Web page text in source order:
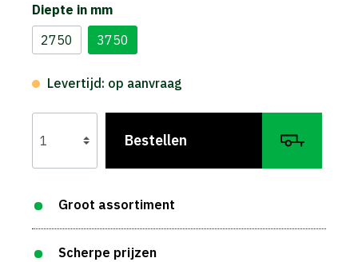
Diepte in mm
2750
3750
Levertijd: op aanvraag
Bestellen
Groot assortiment
Scherpe prijzen